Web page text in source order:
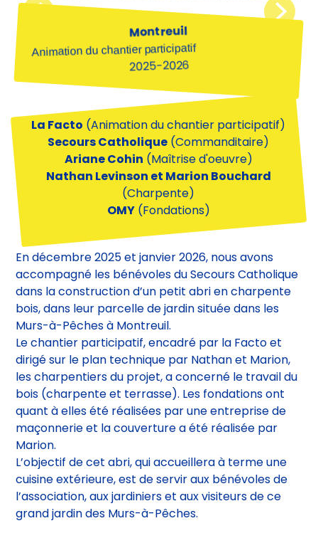
Montreuil
Animation du chantier participatif
2025-2026
La Facto (Animation du chantier participatif)
Secours Catholique (Commanditaire)
Ariane Cohin (Maîtrise d'oeuvre)
Nathan Levinson et Marion Bouchard
(Charpente)
OMY (Fondations)
En décembre 2025 et janvier 2026, nous avons
accompagné les bénévoles du Secours Catholique
dans la construction d’un petit abri en charpente
bois, dans leur parcelle de jardin située dans les
Murs-à-Pêches à Montreuil.
Le chantier participatif, encadré par la Facto et
dirigé sur le plan technique par Nathan et Marion,
les charpentiers du projet, a concerné le travail du
bois (charpente et terrasse). Les fondations ont
quant à elles été réalisées par une entreprise de
maçonnerie et la couverture a été réalisée par
Marion.
L’objectif de cet abri, qui accueillera à terme une
cuisine extérieure, est de servir aux bénévoles de
l’association, aux jardiniers et aux visiteurs de ce
grand jardin des Murs-à-Pêches.